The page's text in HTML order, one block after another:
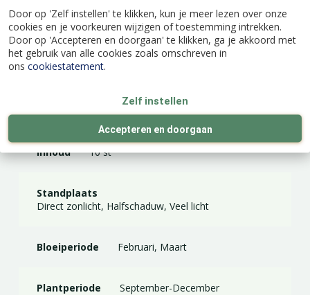
Door op 'Zelf instellen' te klikken, kun je meer lezen over onze
cookies en je voorkeuren wijzigen of toestemming intrekken.
Door op 'Accepteren en doorgaan' te klikken, ga je akkoord met
het gebruik van alle cookies zoals omschreven in
ons cookiestatement.
Zelf instellen
Accepteren en doorgaan
Merk JUB Holland
Kleur Paars, Wit
Hoogte (cm) 12
Inhoud 10 st
Standplaats
Direct zonlicht, Halfschaduw, Veel licht
Bloeiperiode Februari, Maart
Plantperiode September-December